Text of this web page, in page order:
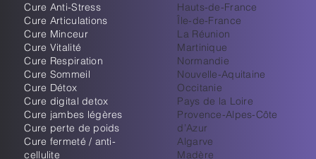
Cure Anti-Stress
Cure Articulations
Cure Minceur
Cure Vitalité
Cure Respiration
Cure Sommeil
Cure Détox
Cure digital detox
Cure jambes légères
Cure perte de poids
Cure fermeté / anti-
cellulite
Hauts-de-France
Île-de-France
La Réunion
Martinique
Normandie
Nouvelle-Aquitaine
Occitanie
Pays de la Loire
Provence-Alpes-Côte
d’Azur
Algarve
Madère